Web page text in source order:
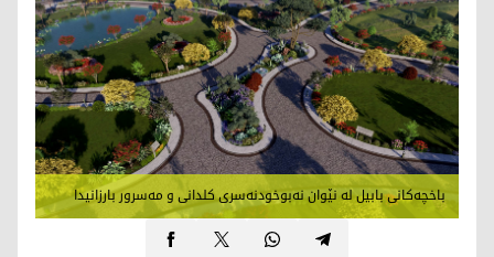
باخچەکانی بابیل لە نێوان نەبوخودنەسرى کلدانی و مەسرور بارزانیدا